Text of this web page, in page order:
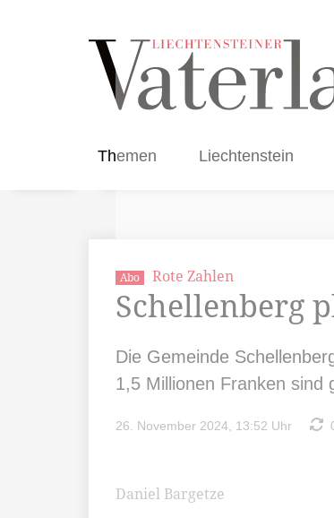
Themen Liechtenstein
Abo Rote Zahlen
Schellenberg
Die Gemeinde
1,5 Millionen Franken sind
26. November 2024, 13:52 Uhr
Daniel Bargetze